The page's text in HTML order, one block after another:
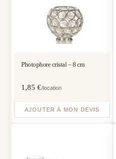
Photophore cristal – 8 cm
1,85€/location
AJOUTER À MON DEVIS